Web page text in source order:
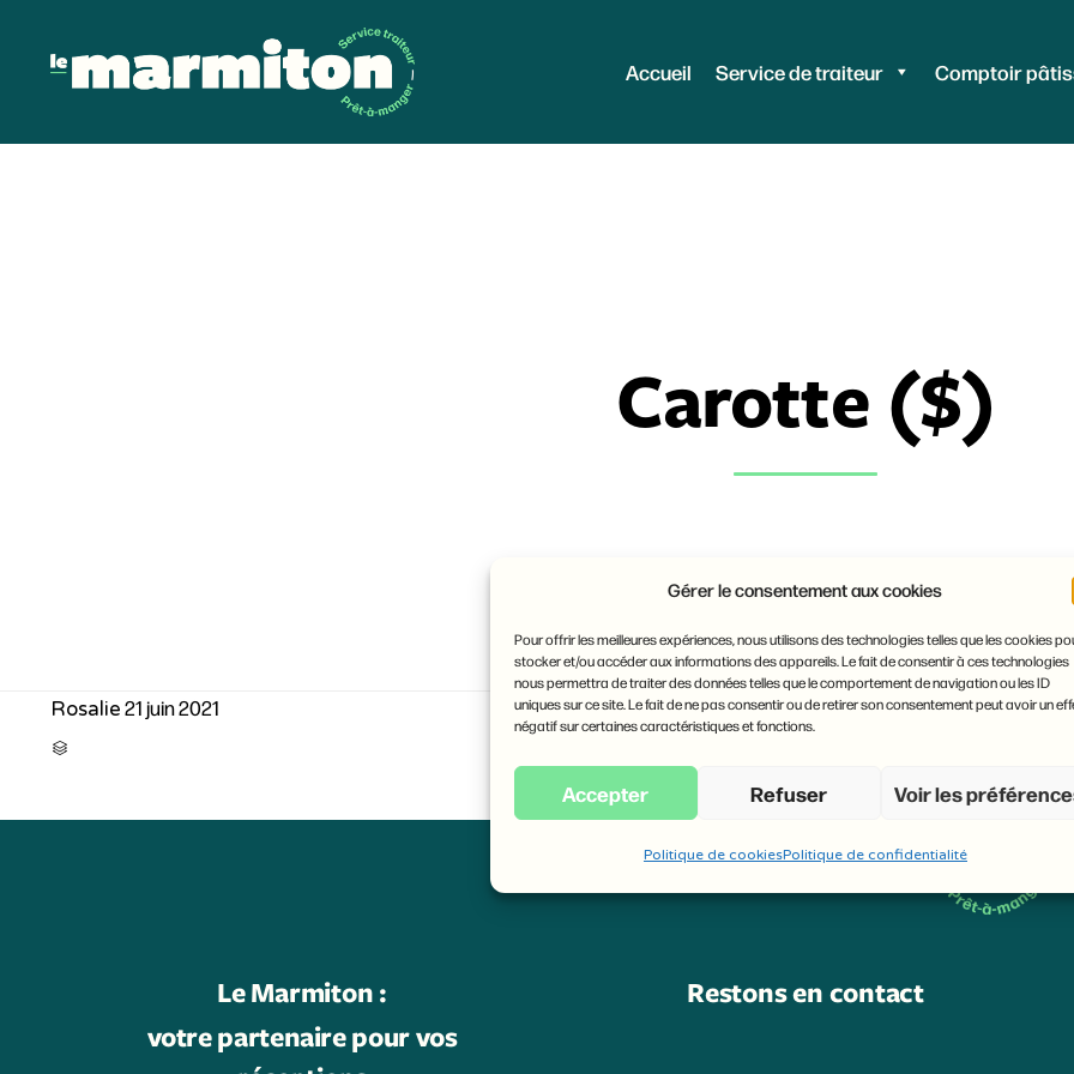
Gérer le consentement aux cookies
Pour offrir les meilleures expériences, nous utilisons des technologies telles que les cookies
stocker et/ou accéder aux informations des appareils. Le fait de consentir à ces technologies
nous permettra de traiter des données telles que le comportement de navigation ou les ID
uniques sur ce site. Le fait de ne pas consentir ou de retirer son consentement peut avoir un
négatif sur certaines caractéristiques et fonctions.
Accepter Refuser Voir les
Politique de cookiesPolitique de confidentialité
Accueil Service de traiteur Comptoir
Carotte ($)
Rosalie21 juin 2021

Le Marmiton :
votre partenaire pour vos
Restons en contact